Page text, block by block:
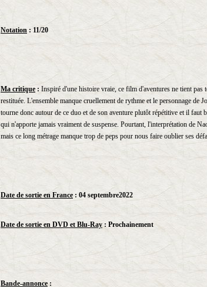
Notation : 11/20
Ma critique : Inspiré d'une histoire vraie, ce film d'aventures ne tient pas
restituée. L'ensemble manque cruellement de rythme et le personnage de
tourne donc autour de ce duo et de son aventure plutôt répétitive et il faut
qui n'apporte jamais vraiment de suspense. Pourtant, l'interprétation de
mais ce long métrage manque trop de peps pour nous faire oublier ses
Date de sortie en France : 04 septembre2022
Date de sortie en DVD et Blu-Ray : Prochainement
Bande-annonce :